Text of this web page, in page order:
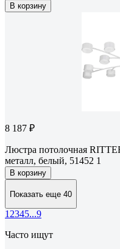
В корзину
8 187 ₽
Люстра потолочная
металл, белый, 51452 1
В корзину
Показать еще 40
1 2345...9
Часто ищут